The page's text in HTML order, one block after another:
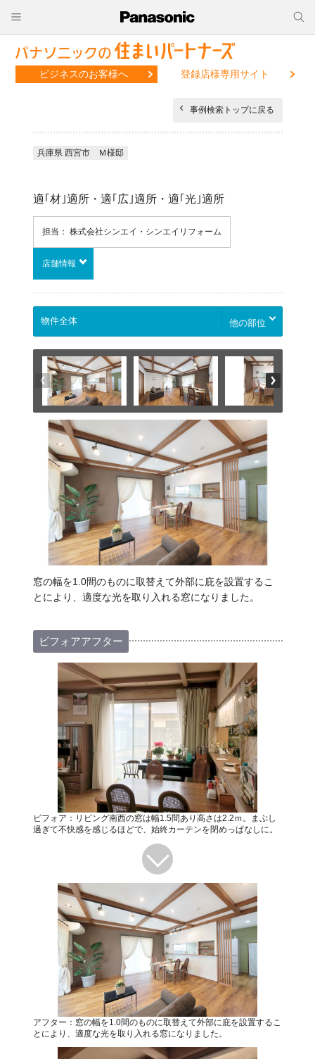
ビジネスのお客様へ 登録店様専用サイト
事例検索トップに戻る
兵庫県 西宮市 Ｍ様邸
適｢材｣適所・適｢広｣適所・適｢光｣適所
担当： 株式会社シンエイ・シンエイリフォーム
店舗情報
他の部位
窓の幅を1.0間のものに取替えて外部に庇を設置するこ
とにより、適度な光を取り入れる窓になりました。
ビフォアアフター
ビフォア：リビング南西の窓は幅1.5間あり高さは2.2ｍ。まぶし
過ぎて不快感を感じるほどで、始終カーテンを閉めっぱなしに。
アフター：窓の幅を1.0間のものに取替えて外部に庇を設置するこ
とにより、適度な光を取り入れる窓になりました。